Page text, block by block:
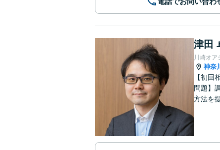
津田
川崎オア
神奈
【初回
問題】
方法を